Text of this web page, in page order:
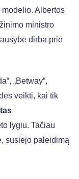
modelio. Albertos
ministro
dirba prie
„Betway“,
veikti, kai tik
lygiu. Tačiau
susiejo paleidimą